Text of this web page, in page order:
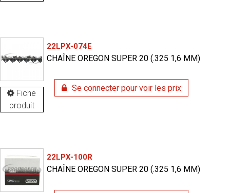
Fiche
produit
22LPX-074E
CHAÎNE OREGON SUPER 20 (.325 1,6 MM)
Se connecter pour voir les prix
22LPX-100R
CHAÎNE OREGON SUPER 20 (.325 1,6 MM)